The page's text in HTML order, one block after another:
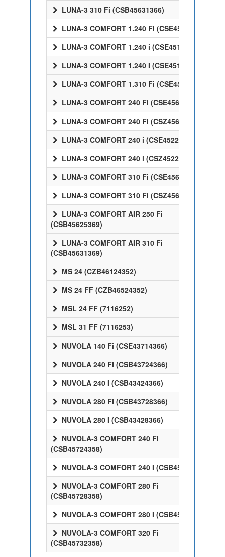
LUNA-3 310 Fi (CSB45631366)
LUNA-3 COMFORT 1.240 Fi (CSE45524358)
LUNA-3 COMFORT 1.240 i (CSE45124358)
LUNA-3 COMFORT 1.240 I (CSE45124358)
LUNA-3 COMFORT 1.310 Fi (CSE45531358)
LUNA-3 COMFORT 240 Fi (CSE45624358)
LUNA-3 COMFORT 240 Fi (CSZ45624358)
LUNA-3 COMFORT 240 i (CSE45224358)
LUNA-3 COMFORT 240 i (CSZ45224358)
LUNA-3 COMFORT 310 Fi (CSE45631358)
LUNA-3 COMFORT 310 Fi (CSZ45631358)
LUNA-3 COMFORT AIR 250 Fi
(CSB45625369)
LUNA-3 COMFORT AIR 310 Fi
(CSB45631369)
MS 24 (CZB46124352)
MS 24 FF (CZB46524352)
MSL 24 FF (7116252)
MSL 31 FF (7116253)
NUVOLA 140 Fi (CSE43714366)
NUVOLA 240 FI (CSB43724366)
NUVOLA 240 I (CSB43424366)
NUVOLA 280 FI (CSB43728366)
NUVOLA 280 I (CSB43428366)
NUVOLA-3 COMFORT 240 Fi
(CSB45724358)
NUVOLA-3 COMFORT 240 I (CSB45424358)
NUVOLA-3 COMFORT 280 Fi
(CSB45728358)
NUVOLA-3 COMFORT 280 I (CSB45428358)
NUVOLA-3 COMFORT 320 Fi
(CSB45732358)